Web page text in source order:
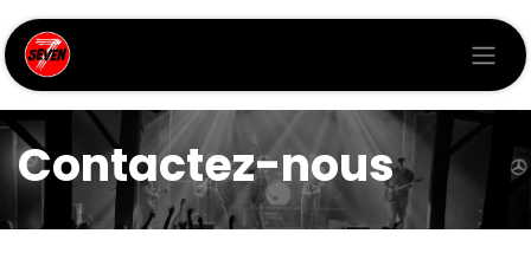
Se rendre au contenu
Contactez-nous